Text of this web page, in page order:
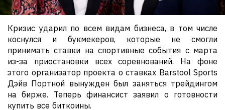
Кризис ударил по всем видам бизнеса, в том числе
коснулся и букмекеров, которые не смогли
принимать ставки на спортивные события с марта
из-за приостановки всех соревнований. На фоне
этого организатор проекта о ставках Barstool Sports
Дэйв Портной вынужден был заняться трейдингом
на бирже. Теперь финансист заявил о готовности
купить все биткоины.